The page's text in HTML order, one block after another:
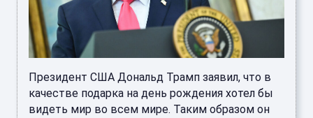
Президент США Дональд Трамп заявил, что в
качестве подарка на день рождения хотел бы
видеть мир во всем мире. Таким образом он